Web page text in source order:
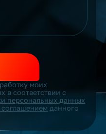
моих
в соответствии с
персональных данных
данного